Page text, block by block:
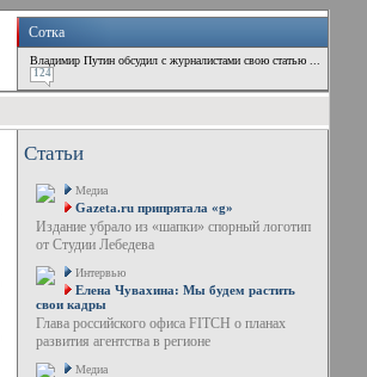
Сотка
Владимир Путин обсудил с журналистами свою статью ...
124
Статьи
Медиа
Gazeta.ru припрятала «g»
Издание убрало из «шапки» спорный логотип
от Студии Лебедева
Интервью
Елена Чувахина: Мы будем растить
свои кадры
Глава российского офиса FITCH о планах
развития агентства в регионе
Медиа